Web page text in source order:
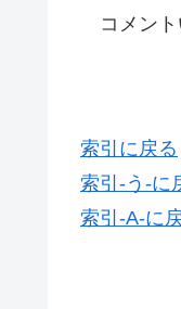
コメント
索引に戻る
索引-う-に
索引-A-に